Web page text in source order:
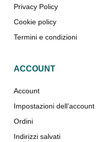
Privacy Policy
Cookie policy
Termini e condizioni
ACCOUNT
Account
Impostazioni dell’account
Ordini
Indirizzi salvati